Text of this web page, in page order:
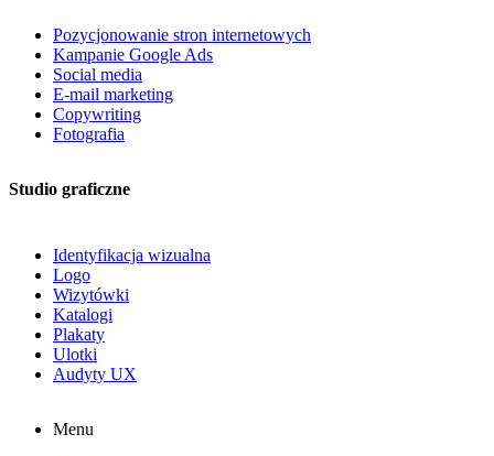
Pozycjonowanie stron internetowych
Kampanie Google Ads
Social media
E-mail marketing
Copywriting
Fotografia
Studio graficzne
Identyfikacja wizualna
Logo
Wizytówki
Katalogi
Plakaty
Ulotki
Audyty UX
Menu